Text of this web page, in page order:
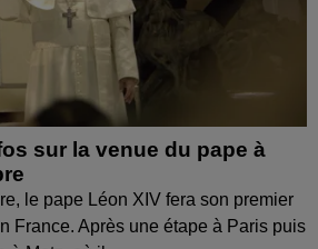
sur la venue du pape à
le pape Léon XIV fera son premier
France. Après une étape à Paris puis